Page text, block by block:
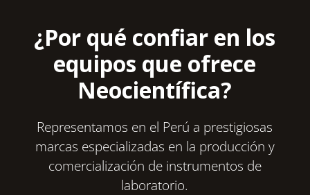
¿Por qué confiar en los
equipos que ofrece
Neocientífica?
Representamos en el Perú a prestigiosas
marcas especializadas en la producción y
comercialización de instrumentos de
laboratorio.